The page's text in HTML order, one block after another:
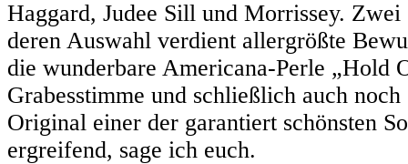
Haggard, Judee Sill und Morrissey.
deren Auswahl verdient allergrößte
die wunderbare Americana-Perle „Hold
Grabesstimme und schließlich auch
Original einer der garantiert schönsten
ergreifend, sage ich euch.